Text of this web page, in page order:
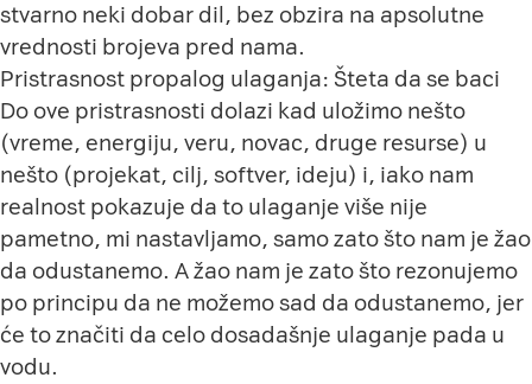
stvarno neki dobar dil, bez obzira na apsolutne
vrednosti brojeva pred nama.
Pristrasnost propalog ulaganja: Šteta da se baci
Do ove pristrasnosti dolazi kad uložimo nešto
(vreme, energiju, veru, novac, druge resurse) u
nešto (projekat, cilj, softver, ideju) i, iako nam
realnost pokazuje da to ulaganje više nije
pametno, mi nastavljamo, samo zato što nam je žao
da odustanemo. A žao nam je zato što rezonujemo
po principu da ne možemo sad da odustanemo, jer
će to značiti da celo dosadašnje ulaganje pada u
vodu.